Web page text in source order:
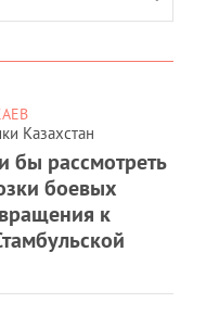
Казахстан
бы рассмотреть
боевых
к